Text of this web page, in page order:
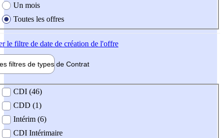
Un mois
Toutes les offres
le filtre de date de création de l'offre
filtres de types de Contrat
contrat
CDI (46)
CDD (1)
Intérim (6)
CDI Intérimaire